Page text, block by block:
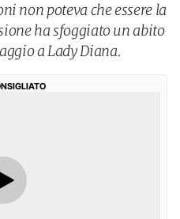
non poteva che essere la
ha sfoggiato un abito
a Lady Diana.